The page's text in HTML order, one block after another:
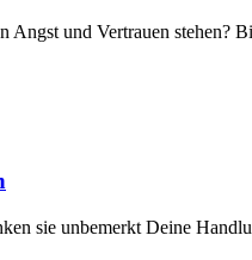
und Ver­trau­en ste­hen?
sie unbe­merkt Dei­ne